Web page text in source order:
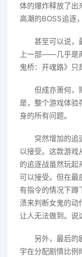
体的爆炸释放了出
高潮的BOSS追逐
甚至可以说，
上一部——几乎是
鬼桥：开魂路》只
但成亦萧何，
是，整个游戏体验
身的所有问题。
突然增加的追
以接受。这款游戏
的追逐战虽然玩起
可以接受。但在最
有指令的情况下蹲
渍来判断女鬼的动
让人无法做到。说
另外，最后的
宇在分配剧情比例